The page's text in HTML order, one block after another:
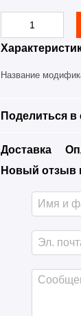
Название
Поделиться в
Доставка
Новый отзыв